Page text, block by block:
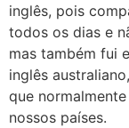
inglês, pois
todos os dias e
mas também fui
inglês
que
nossos países.